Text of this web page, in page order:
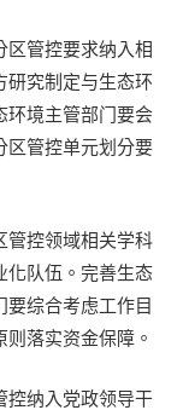
区管控要求纳入相
研究制定与生态环
环境主管部门要会
区管控单元划分要
管控领域相关学科
化队伍。完善生态
要综合考虑工作目
落实资金保障。
控纳入党政领导干